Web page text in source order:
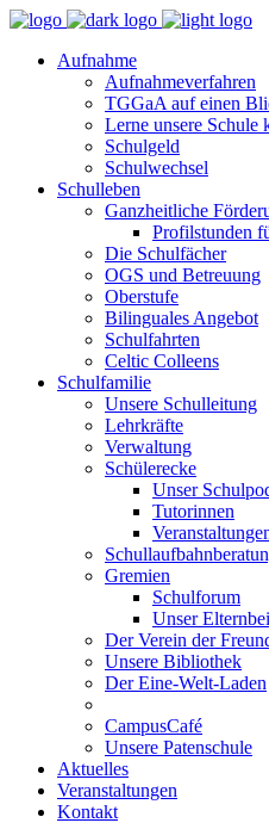
Aufnahme
Aufnahmeverfahren
TGGaA auf einen
Lerne unsere Schule
Schulgeld
Schulwechsel
Schulleben
Ganzheitliche
Profilstunden
Die Schulfächer
OGS und Betreuung
Oberstufe
Bilinguales Angebot
Schulfahrten
Celtic Colleens
Schulfamilie
Unsere Schulleitung
Lehrkräfte
Verwaltung
Schülerecke
Unser
Tutorinnen
Gremien
Schulforum
Unser
Der Verein der
Unsere Bibliothek
Der Eine-Welt-Laden
CampusCafé
Unsere Patenschule
Aktuelles
Veranstaltungen
Kontakt